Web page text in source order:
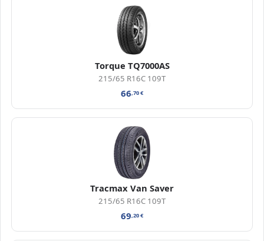
Torque TQ7000AS
215/65 R16C 109T
66,70€
Tracmax Van Saver
215/65 R16C 109T
69,20€